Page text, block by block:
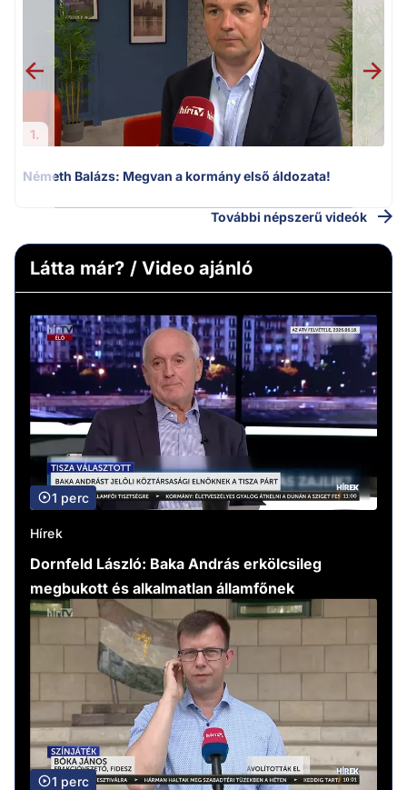
1.
Németh Balázs: Megvan a kormány első áldozata!
További népszerű videók
Látta már? / Video ajánló
1 perc
Hírek
Dornfeld László: Baka András erkölcsileg
megbukott és alkalmatlan államfőnek
1 perc